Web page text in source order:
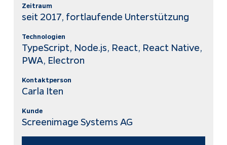
Zeitraum
seit 2017, fortlaufende Unterstützung
Technologien
TypeScript, Node.js, React, React Native,
PWA, Electron
Kontaktperson
Carla Iten
Kunde
Screenimage Systems AG
Impressum
Datenschutz
Tracking